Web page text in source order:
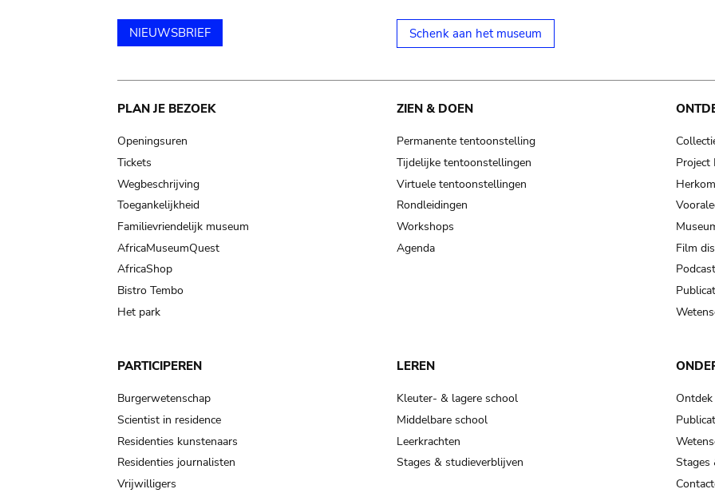
NIEUWSBRIEF Schenk aan het museum
Main
navigation
PLAN JE BEZOEK
Openingsuren
Tickets
Wegbeschrijving
Toegankelijkheid
Familievriendelijk museum
AfricaMuseumQuest
AfricaShop
Bistro Tembo
Het park
ZIEN & DOEN
Permanente tentoonstelling
Tijdelijke tentoonstellingen
Virtuele tentoonstellingen
Rondleidingen
Workshops
Agenda
Project
Film
PARTICIPEREN
Burgerwetenschap
Scientist in residence
Residenties kunstenaars
Residenties journalisten
Vrijwilligers
LEREN
Kleuter- & lagere school
Middelbare school
Leerkrachten
Stages & studieverblijven
Stages